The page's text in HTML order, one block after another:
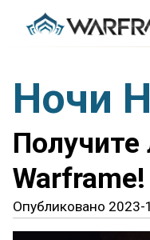
Ночи
Warframe!
Опубликовано